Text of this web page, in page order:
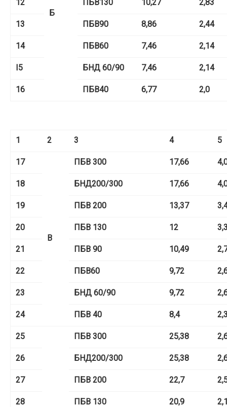
Б
12 ПБВ130 10,27 2,83
13 ПБВ90 8,86 2,44
14 ПБВ60 7,46 2,14
I5 БНД 60/90 7,46 2,14
16 ПБВ40 6,77 2,0
1 2 3 4 5
17
В
ПБВ 300 17,66
18 БНД200/300 17,66
19 ПБВ 200 13,37
20 ПБВ 130 12
21 ПБВ 90 10,49
22 ПБВ60 9,72
23 БНД 60/90 9,72
24 ПБВ 40 8,4
25 ПБВ 300 25,38
26 БНД200/300 25,38
27 ПБВ 200 22,7
28 ПБВ 130 20,9